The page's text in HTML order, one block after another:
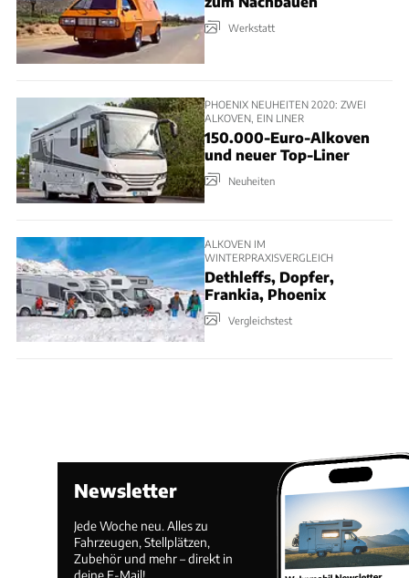
Werkstatt
PHOENIX NEUHEITEN 2020: ZWEI
ALKOVEN, EIN LINER
150.000-Euro-Alkoven
und neuer Top-Liner
Neuheiten
ALKOVEN IM
WINTERPRAXISVERGLEICH
Dethleffs, Dopfer,
Frankia, Phoenix
Vergleichstest
Newsletter
Jede Woche neu. Alles zu
Fahrzeugen, Stellplätzen,
Zubehör und mehr – direkt in
deine E-Mail!